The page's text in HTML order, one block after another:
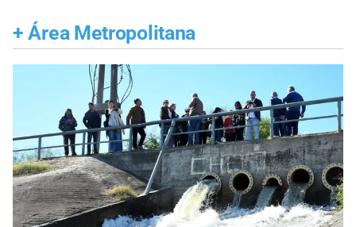
+ Área Metropolitana